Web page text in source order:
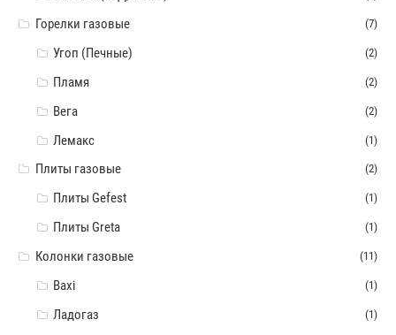
Горелки газовые (7)
Угоп (Печные) (2)
Пламя (2)
Вега (2)
Лемакс (1)
Плиты газовые (2)
Плиты Gefest (1)
Плиты Greta (1)
Колонки газовые (11)
Baxi (1)
Ладогаз (1)